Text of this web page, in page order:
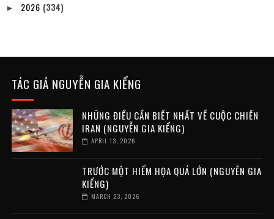
► 2026 (334)
TÁC GIẢ NGUYỄN GIA KIỂNG
NHỮNG ĐIỀU CẦN BIẾT NHẤT VỀ CUỘC CHIẾN
IRAN (NGUYỄN GIA KIỂNG)
APRIL 13, 2026
TRƯỚC MỘT HIỂM HỌA QUÁ LỚN (NGUYỄN GIA
KIỂNG)
MARCH 23, 2026